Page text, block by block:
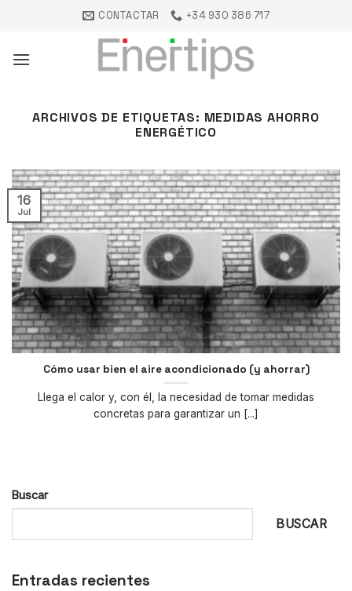
CONTACTAR +34 930 386 717
ARCHIVOS DE ETIQUETAS: MEDIDAS AHORRO
ENERGÉTICO
Buscar
BUSCAR
Entradas recientes
Cómo usar bien el aire acondicionado (y ahorrar)
Llega el calor y, con él, la necesidad de tomar medidas
concretas para garantizar un [...]
16
Jul